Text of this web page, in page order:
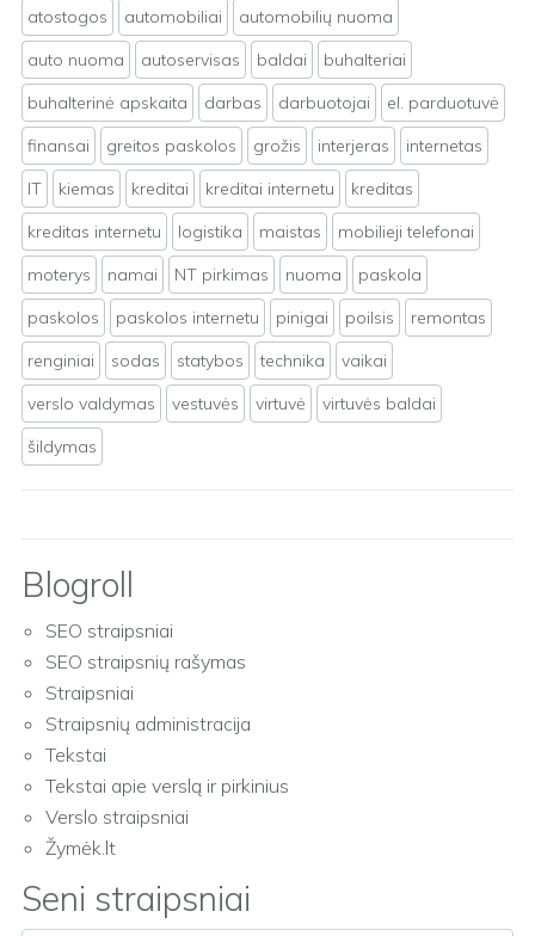
atostogos automobiliai
automobilių nuoma
auto nuoma
autoservisas baldai
buhalteriai
buhalterinė apskaita
darbas darbuotojai
el. parduotuvė
finansai
greitos paskolos grožis interjeras
internetas
IT
kiemas kreditai kreditai internetu
kreditas
kreditas internetu
logistika maistas
mobilieji telefonai
moterys
namai NT pirkimas nuoma
paskola
paskolos
paskolos internetu pinigai poilsis
remontas
renginiai
sodas statybos technika
vaikai
verslo valdymas
vestuvės virtuvė
virtuvės baldai
šildymas
Blogroll
SEO straipsniai
SEO straipsnių rašymas
Straipsniai
Straipsnių administracija
Tekstai
Tekstai apie verslą ir pirkinius
Verslo straipsniai
Žymėk.lt
Seni straipsniai